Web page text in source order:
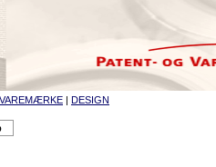
VAREMÆRKE | DESIGN